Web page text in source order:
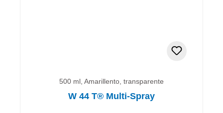
500 ml, Amarillento, transparente
W 44 T® Multi-Spray